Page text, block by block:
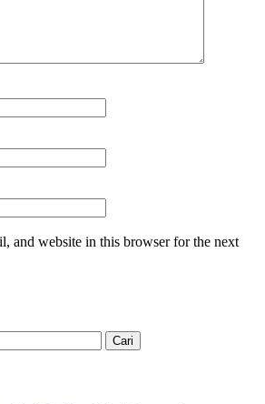
and website in this browser for the next